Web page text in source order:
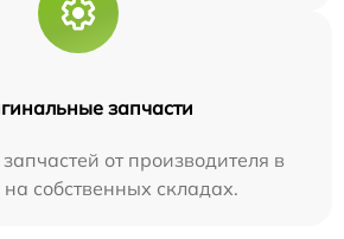
запчасти
от производителя в
собственных складах.